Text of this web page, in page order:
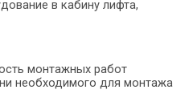
в кабину лифта,
монтажных работ
необходимого для монтажа